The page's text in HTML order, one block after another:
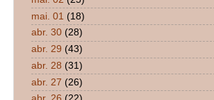
mai. 01 (18)
abr. 30 (28)
abr. 29 (43)
abr. 28 (31)
abr. 27 (26)